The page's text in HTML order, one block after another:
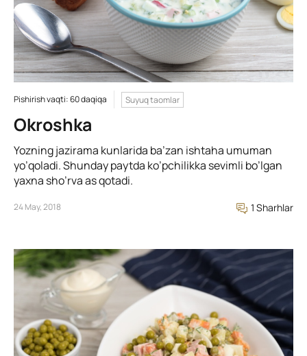
Pishirish vaqti: 60 daqiqa Suyuq taomlar
Okroshka
Yozning jazirama kunlarida ba’zan ishtaha umuman
yo’qoladi. Shunday paytda ko’pchilikka sevimli bo’lgan
yaxna sho’rva as qotadi.
24 May, 2018 1 Sharhlar